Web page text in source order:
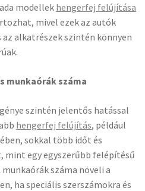
modellek hengerfej felújítása
mivel ezek az autók
alkatrészek szintén könnyen
munkaórák száma
szintén jelentős hatással
hengerfej felújítás, például
sokkal több időt és
mint egy egyszerűbb felépítésű
munkaórák száma növeli a
ha speciális szerszámokra és